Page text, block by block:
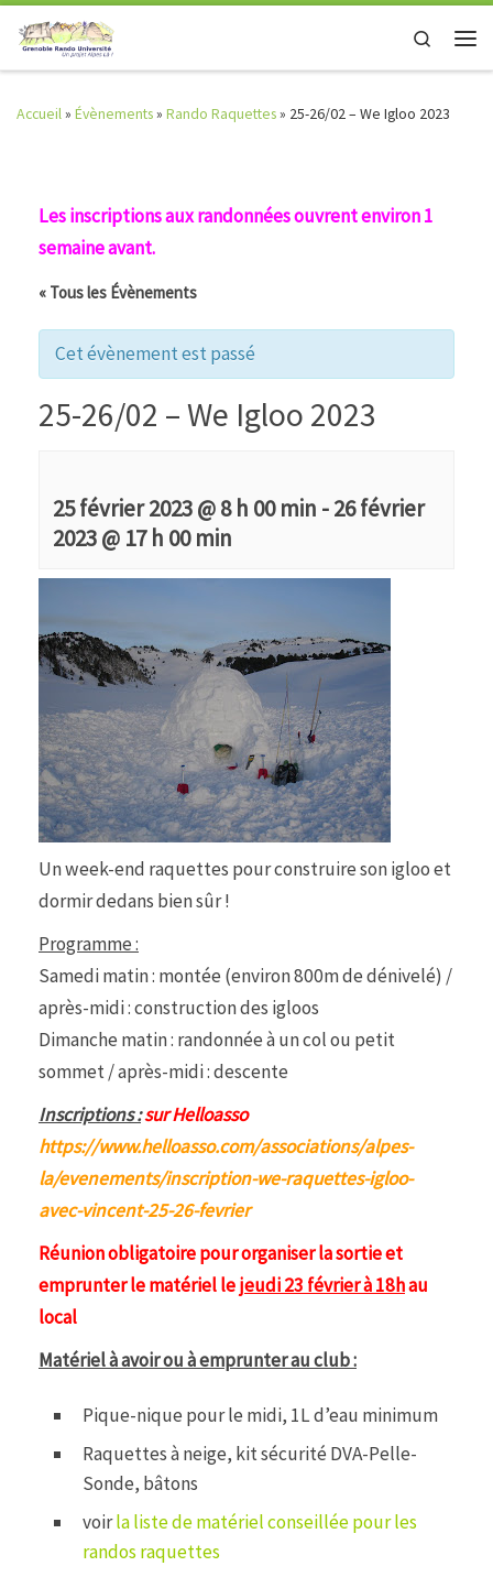
Skip to content
Search
Accueil» Évènements» Rando Raquettes» 25-26/02 – We Igloo 2023
Les inscriptions aux randonnées ouvrent environ 1
semaine avant.
« Tous les Évènements
Cet évènement est passé
25-26/02 – We Igloo 2023
25 février 2023 @ 8 h 00 min -26 février
2023 @ 17 h 00 min
Un week-end raquettes pour construire son igloo et
dormir dedans bien sûr !
Programme :
Samedi matin : montée (environ 800m de dénivelé) /
après-midi : construction des igloos
Dimanche matin : randonnée à un col ou petit
sommet / après-midi : descente
Inscriptions :sur Helloasso
https://www.helloasso.com/associations/alpes-
la/evenements/inscription-we-raquettes-igloo-
avec-vincent-25-26-fevrier
Réunion obligatoire pour organiser la sortie et
emprunter le matériel lejeudi 23 février à 18hau
local
Matériel à avoir ou à emprunter au club :
Pique-nique pour le midi, 1L d’eau minimum
Raquettes à neige, kit sécurité DVA-Pelle-
Sonde, bâtons
voirla liste de matériel conseillée pour les
randos raquettes